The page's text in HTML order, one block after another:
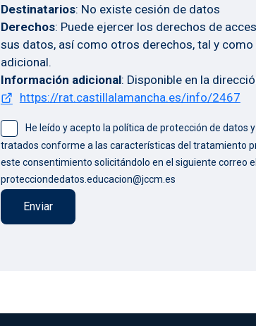
Destinatarios: No existe cesión de datos
Derechos: Puede ejercer los derechos de
sus datos, así como otros derechos, tal y
adicional.
Información adicional: Disponible en la
https://rat.castillalamancha.es/info/2467
He leído y acepto la política de protección de datos
tratados conforme a las características del tratamiento
este consentimiento solicitándolo en el siguiente correo
protecciondedatos.educacion@jccm.es